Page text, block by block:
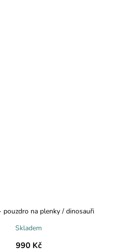
pouzdro na plenky / dinosauři
Skladem
990 Kč